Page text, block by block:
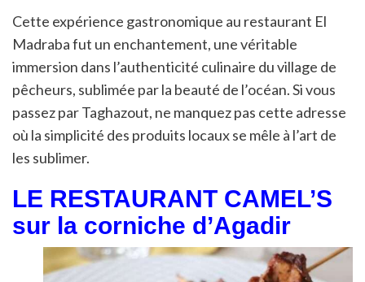
Cette expérience gastronomique au restaurant El
Madraba fut un enchantement, une véritable
immersion dans l’authenticité culinaire du village de
pêcheurs, sublimée par la beauté de l’océan. Si vous
passez par Taghazout, ne manquez pas cette adresse
où la simplicité des produits locaux se mêle à l’art de
les sublimer.
LE RESTAURANT CAMEL’S
sur la corniche d’Agadir